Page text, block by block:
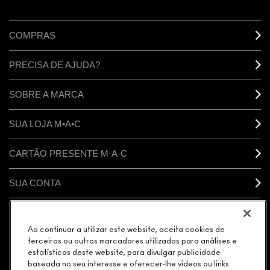
COMPRAS
PRECISA DE AJUDA?
SOBRE A MARCA
SUA LOJA M•A•C
CARTÃO PRESENTE M·A·C
SUA CONTA
Ao continuar a utilizar este website, aceita cookies de
terceiros ou outros marcadores utilizados para análises e
estatísticas deste website, para divulgar publicidade
baseada no seu interesse e oferecer-lhe vídeos ou links